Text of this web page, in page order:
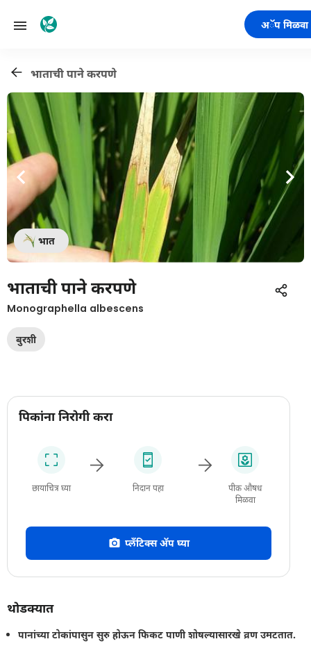
अॅप मिळवा
भाताची पाने करपणे
भात
भाताची पाने करपणे
Monographella albescens
बुरशी
पिकांना निरोगी करा
छायाचित्र घ्या निदान पहा
पीक औषध
मिळवा
प्लँटिक्स अ‍ॅप घ्या
थोडक्यात
पानांच्या टोकांपासुन सुरु होऊन फिकट पाणी शोषल्यासारखे व्रण उमटतात.